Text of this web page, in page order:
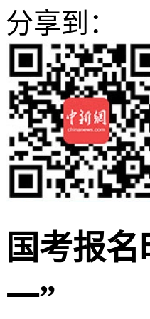
分享到：
国考报
一”